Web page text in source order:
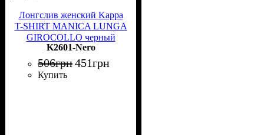
Лонгслив женский Kappa
T-SHIRT MANICA LUNGA
GIROCOLLO черный
K2601 Nero
K2601-Nero
506грн451грн
Купить